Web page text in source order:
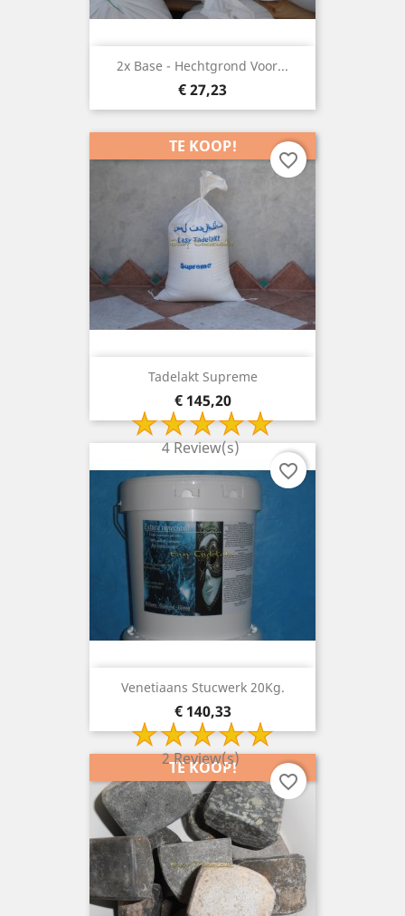
2x Base - Hechtgrond Voor...
Prijs
€ 27,23
Tadelakt Supreme
Prijs
€ 145,20
4 Review(s)
TE KOOP!
favorite_border
Venetiaans Stucwerk 20Kg.
Prijs
€ 140,33
2 Review(s)
favorite_border
TE KOOP!
favorite_border